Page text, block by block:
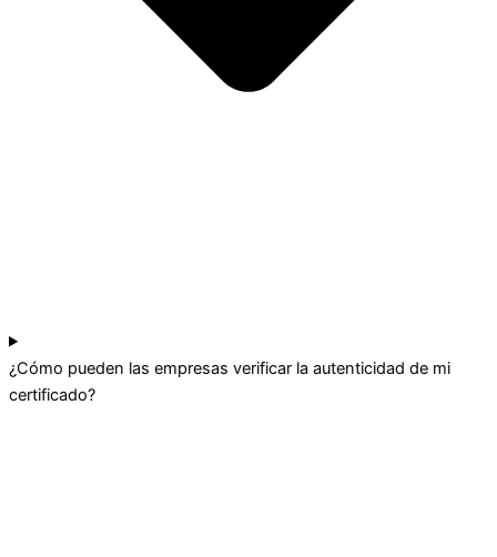
¿Cómo pueden las empresas verificar la autenticidad de mi
certificado?